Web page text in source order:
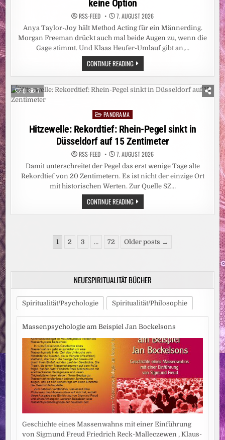
keine Option
RSS-FEED 7. AUGUST 2026
Anya Taylor-Joy hält Method Acting für ein Männerding.
Morgan Freeman drückt auch mal beide Augen zu, wenn die
Gage stimmt. Und Klaas Heufer-Umlauf gibt an,…
CONTINUE READINGLEUTE:
DAS
ARSCHLOCH
SET
SEIN?
0 7
PostedPANORAMA
Hitzewelle: Rekordtief: Rhein-Pegel sinkt in
Düsseldorf auf 15 Zentimeter
RSS-FEED 7. AUGUST 2026
Damit unterschreitet der Pegel das erst wenige Tage alte
Rekordtief von 20 Zentimetern. Es ist nicht der einzige Ort
mit historischen Werten. Zur Quelle SZ…
CONTINUE READINGHITZEWELLE:
REKORDTIEF:
RHEIN-
DÜSSELDORF
AUF
Seitennummerierung
Beiträge
1 2 3 … 72 Older posts →
NEUESPIRITUALITÄT BÜCHER
Spiritualität/Psychologie Spiritualität/Philosophie
Massenpsychologie am Beispiel Jan Bockelsons
Geschichte eines Massenwahns mit einer Einführung
von Sigmund Freud Friedrich Reck-Malleczewen , Klaus-